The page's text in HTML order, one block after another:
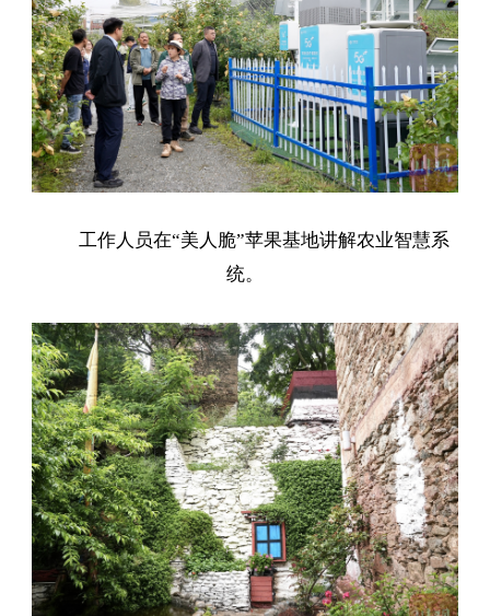
工作人员在“美人脆”苹果基地讲解农业智慧系
统。